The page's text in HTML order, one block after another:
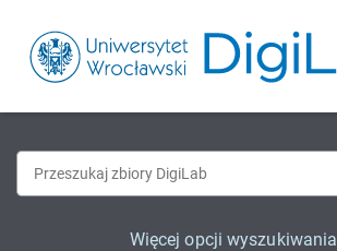
Więcej opcji wyszukiwania